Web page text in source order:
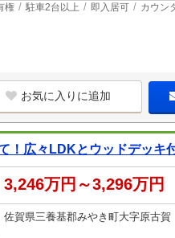
権 駐車2台以上 即入居可 カウン
お気に入りに追加
！広々LDKとウッドデッキ
3,246万円～3,296万円
佐賀県三養基郡みやき町大字原古賀